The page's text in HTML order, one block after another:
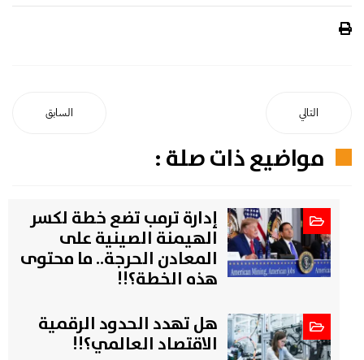
السابق التالي
مواضيع ذات صلة :
إدارة ترمب تضع خطة لكسر
الهيمنة الصينية على
المعادن الحرجة.. ما محتوى
هذه الخطة؟!!
هل تهدد الحدود الرقمية
الاقتصاد العالمي؟!!